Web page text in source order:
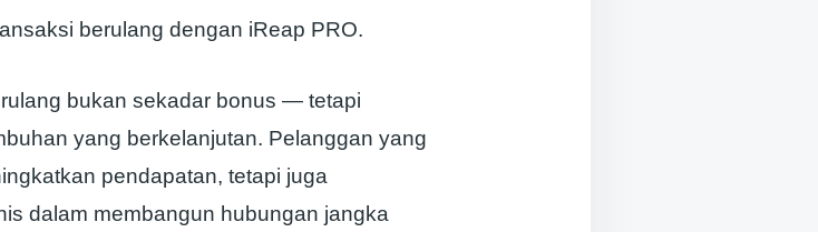
berulang dengan iReap PRO.
bukan sekadar bonus — tetapi
yang berkelanjutan. Pelanggan yang
pendapatan, tetapi juga
dalam membangun hubungan jangka